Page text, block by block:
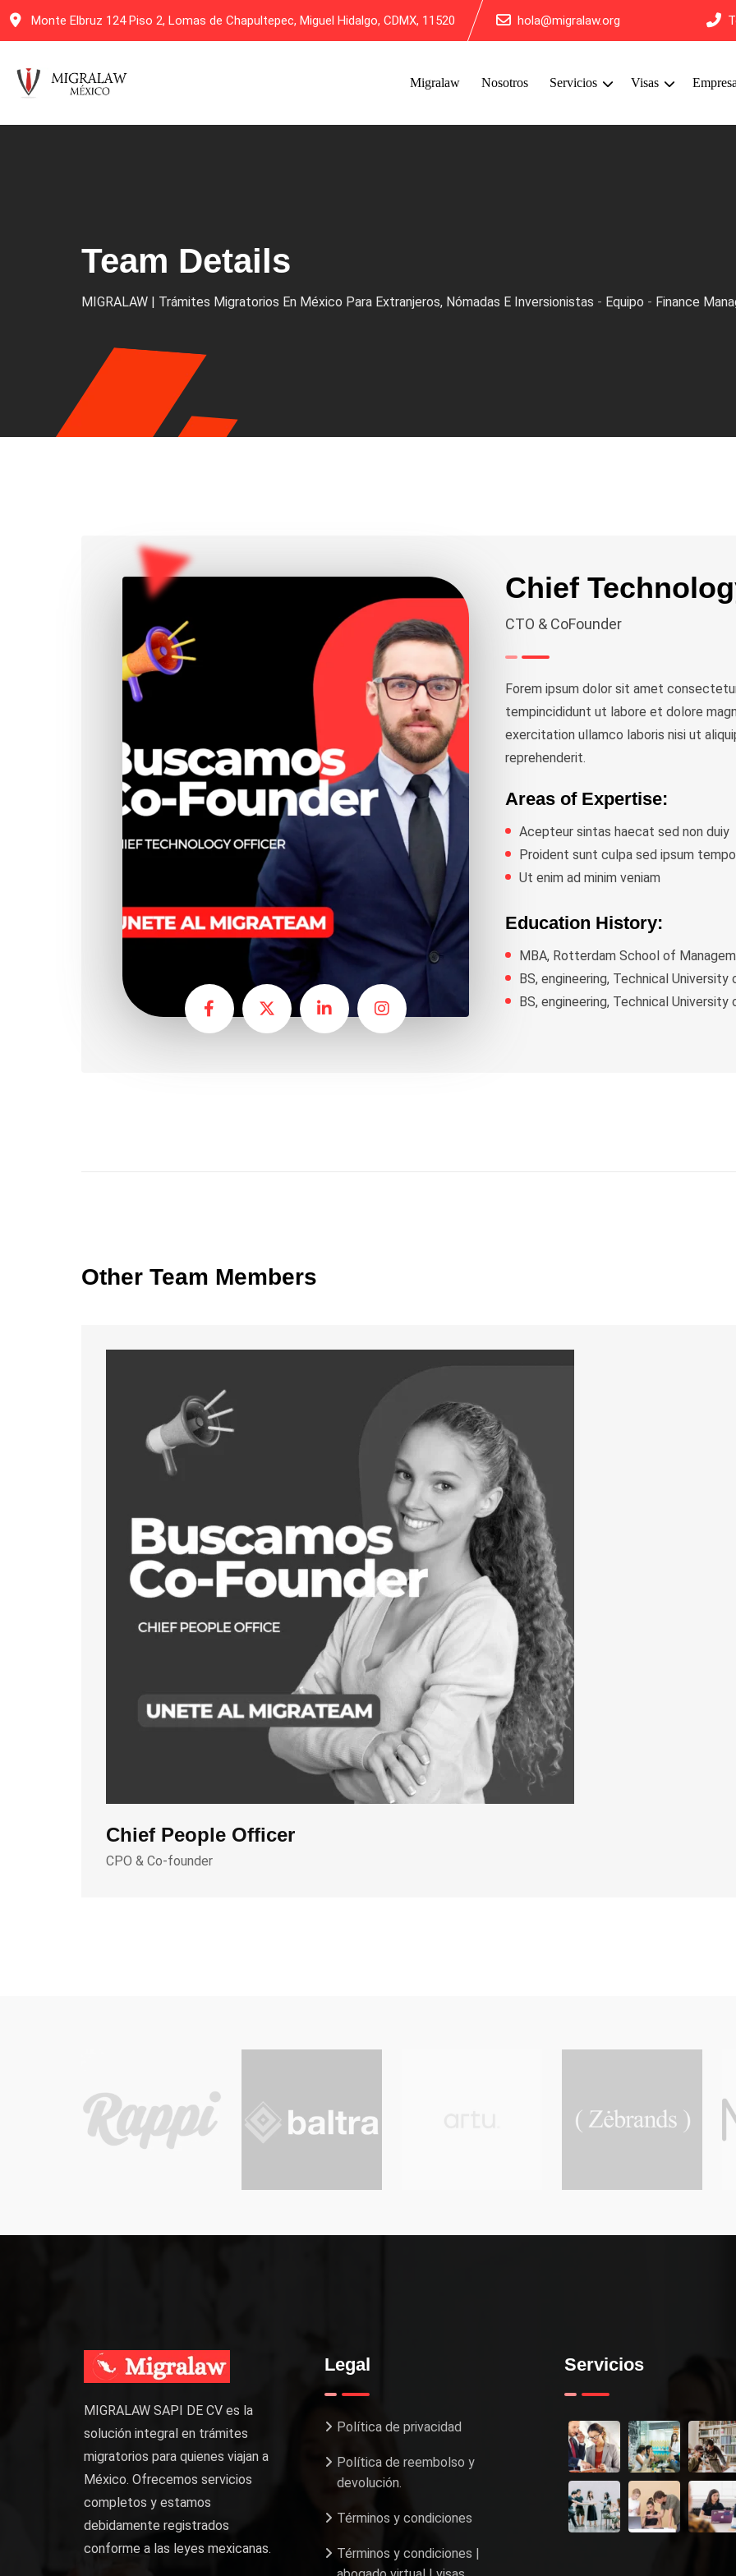
Monte Elbruz 124 Piso 2, Lomas de Chapultepec, Miguel Hidalgo, CDMX, 11520 hola@migralaw.org
Migralaw Nosotros Servicios Visas
Team Details
MIGRALAW | Trámites Migratorios En México Para Extranjeros, Nómadas E Inversionistas - Equipo - Finance
Chief
CTO & CoFounder
Forem ipsum dolor sit amet
tempincididunt ut labore et dolore
exercitation ullamco laboris nisi ut
reprehenderit.
Areas of Expertise:
Acepteur sintas haecat sed non duiy
Proident sunt culpa sed ipsum
Ut enim ad minim veniam
Education History:
MBA, Rotterdam School of
BS, engineering, Technical University
BS, engineering, Technical University
Other Team Members
Chief People Officer
CPO & Co-founder
MIGRALAW SAPI DE CV es la
solución integral en trámites
migratorios para quienes viajan a
México. Ofrecemos servicios
completos y estamos
debidamente registrados
conforme a las leyes mexicanas.
Legal
Política de privacidad
Política de reembolso y
devolución.
Términos y condiciones
Términos y condiciones |
Servicios